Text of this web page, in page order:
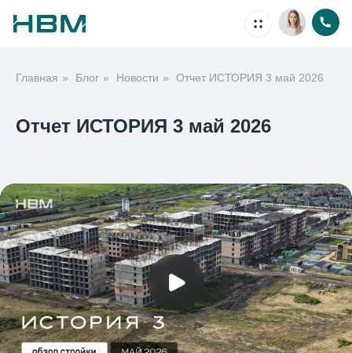
Главная » Блог » Новости » Отчет ИСТОРИЯ 3 май 2026
Отчет ИСТОРИЯ 3 май 2026
Ипотека
Проекты
О компании
Способы покупки